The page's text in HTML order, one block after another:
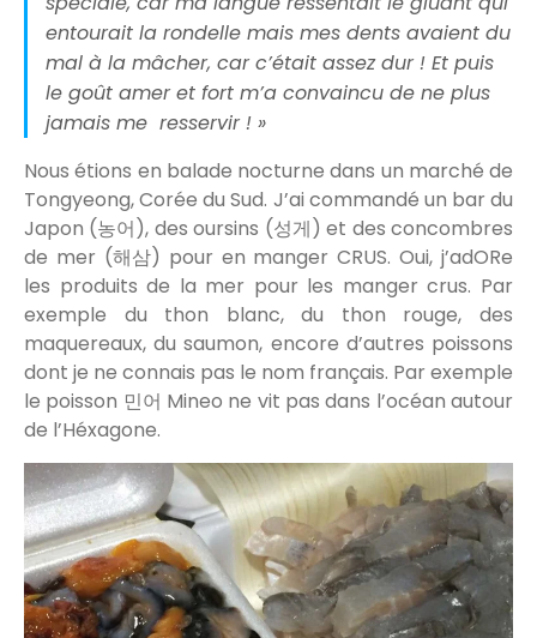
entourait la rondelle mais mes dents avaient du
mal à la mâcher, car c’était assez dur ! Et puis
le goût amer et fort m’a convaincu de ne plus
jamais me resservir ! »
Nous étions en balade nocturne dans un marché de
Tongyeong, Corée du Sud. J’ai commandé un bar du
Japon (농어), des oursins (성게) et des concombres
de mer (해삼) pour en manger CRUS. Oui, j’adORe
les produits de la mer pour les manger crus. Par
exemple du thon blanc, du thon rouge, des
maquereaux, du saumon, encore d’autres poissons
dont je ne connais pas le nom français. Par exemple
le poisson 민어 Mineo ne vit pas dans l’océan autour
de l’Héxagone.